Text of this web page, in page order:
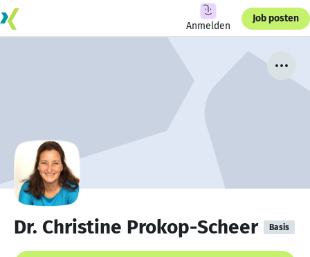
Anmelden
Job posten
Dr. Christine Prokop-Scheer Basis